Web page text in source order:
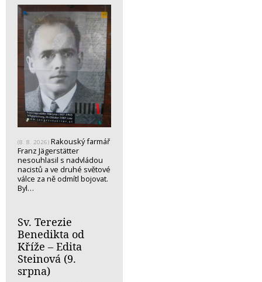
(8. 8. 2026) Rakouský farmář
Franz Jägerstätter
nesouhlasil s nadvládou
nacistů a ve druhé světové
válce za ně odmítl bojovat.
Byl…
Sv. Terezie
Benedikta od
Kříže – Edita
Steinová (9.
srpna)